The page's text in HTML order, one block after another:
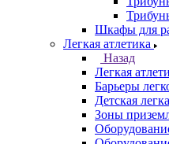
Шкафы для
Легкая атлетика
Назад
Легкая
Барьеры
Детская
Зоны